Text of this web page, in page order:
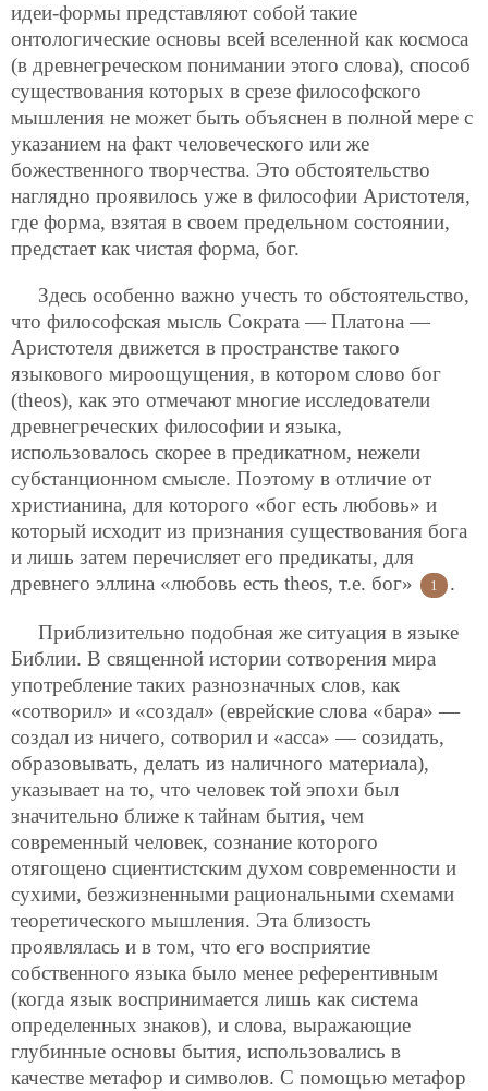
идеи-формы представляют собой такие
онтологические основы всей вселенной как космоса
(в древнегреческом понимании этого слова), способ
существования которых в сpезе философского
мышления не может быть объяснен в полной мере с
указанием на факт человеческого или же
божественного творчества. Это обстоятельство
наглядно проявилось уже в философии Аристотеля,
где форма, взятая в своем предельном состоянии,
предстает как чистая форма, бог.
Здесь особенно важно учесть то обстоятельство,
что философская мысль Сократа — Платона —
Аристотеля движется в пространстве такого
языкового мироощущения, в котором слово бог
(theos), как это отмечают многие исследователи
древнегреческих философии и языка,
использовалось скорее в предикатном, нежели
субстанционном смысле. Поэтому в отличие от
христианина, для которого «бог есть любовь» и
который исходит из признания существования бога
и лишь затем перечисляет его предикаты, для
древнего эллина «любовь есть theos, т.е. бог»
1 .
Приблизительно подобная же ситуация в языке
Библии. В священной истории сотворения мира
употребление таких разнозначных слов, как
«сотворил» и «создал» (еврейские слова «бара» —
создал из ничего, сотворил и «асса» — созидать,
образовывать, делать из наличного материала),
указывает на то, что человек той эпохи был
значительно ближе к тайнам бытия, чем
современный человек, сознание которого
отягощено сциентистским духом современности и
сухими, безжизненными рациональными схемами
теоретического мышления. Эта близость
проявлялась и в том, что его восприятие
собственного языка было менее референтивным
(когда язык воспринимается лишь как система
определенных знаков), и слова, выражающие
глубинные основы бытия, использовались в
качестве метафор и символов. С помощью метафор